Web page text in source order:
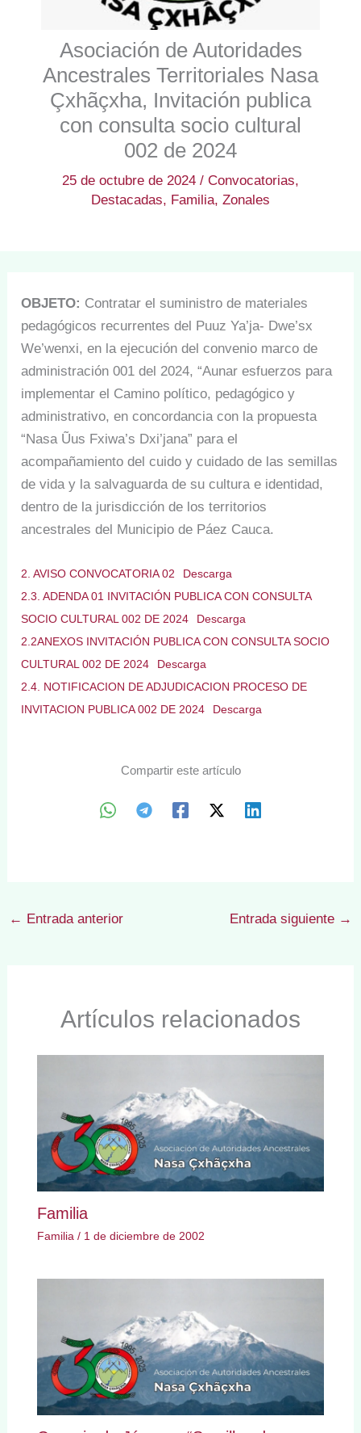
Asociación de Autoridades
Ancestrales Territoriales Nasa
Çxhãçxha, Invitación publica
con consulta socio cultural
002 de 2024
25 de octubre de 2024 / Convocatorias,
Destacadas, Familia, Zonales
OBJETO: Contratar el suministro de materiales
pedagógicos recurrentes del Puuz Ya’ja- Dwe’sx
We’wenxi, en la ejecución del convenio marco de
administración 001 del 2024, “Aunar esfuerzos para
implementar el Camino político, pedagógico y
administrativo, en concordancia con la propuesta
“Nasa Ũus Fxiwa’s Dxi’jana” para el
acompañamiento del cuido y cuidado de las semillas
de vida y la salvaguarda de su cultura e identidad,
dentro de la jurisdicción de los territorios
ancestrales del Municipio de Páez Cauca.
2. AVISO CONVOCATORIA 02
Descarga
2.3. ADENDA 01 INVITACIÓN PUBLICA CON CONSULTA
SOCIO CULTURAL 002 DE 2024
Descarga
2.2ANEXOS INVITACIÓN PUBLICA CON CONSULTA SOCIO
CULTURAL 002 DE 2024
Descarga
2.4. NOTIFICACION DE ADJUDICACION PROCESO DE
INVITACION PUBLICA 002 DE 2024
Descarga
Compartir este artículo
← Entrada anterior Entrada siguiente →
Artículos relacionados
Familia
Familia / 1 de diciembre de 2002